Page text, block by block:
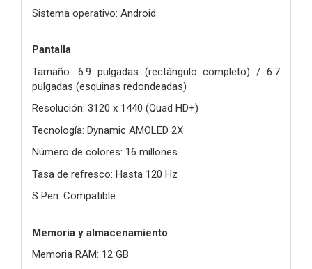
Sistema operativo: Android
Pantalla
Tamaño: 6.9 pulgadas (rectángulo completo) / 6.7
pulgadas (esquinas redondeadas)
Resolución: 3120 x 1440 (Quad HD+)
Tecnología: Dynamic AMOLED 2X
Número de colores: 16 millones
Tasa de refresco: Hasta 120 Hz
S Pen: Compatible
Memoria y almacenamiento
Memoria RAM: 12 GB